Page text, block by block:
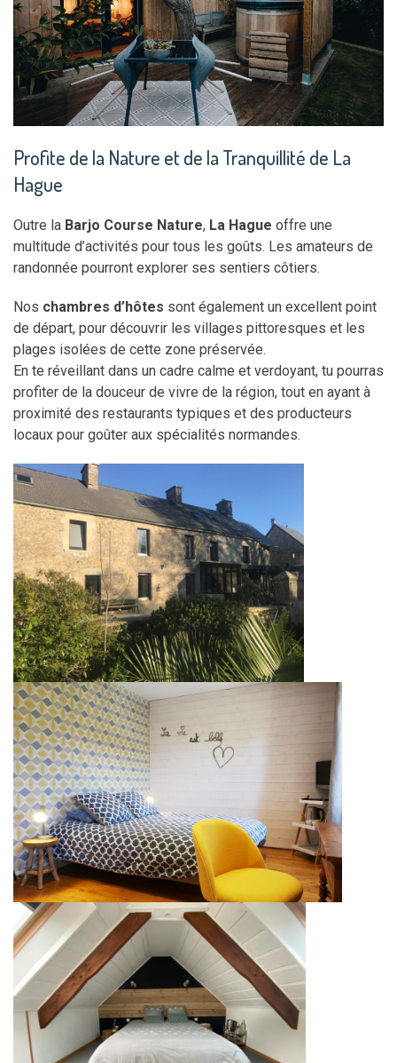
Profite de la Nature et de la Tranquillité de La
Hague
Outre la Barjo Course Nature, La Hague offre une
multitude d’activités pour tous les goûts. Les amateurs de
randonnée pourront explorer ses sentiers côtiers.
Nos chambres d’hôtes sont également un excellent point
de départ, pour découvrir les villages pittoresques et les
plages isolées de cette zone préservée.
En te réveillant dans un cadre calme et verdoyant, tu pourras
profiter de la douceur de vivre de la région, tout en ayant à
proximité des restaurants typiques et des producteurs
locaux pour goûter aux spécialités normandes.